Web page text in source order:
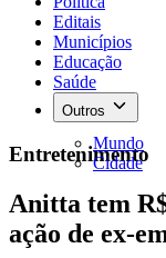
Editais
Municípios
Educação
Saúde
Outros
Mundo
Cidade
Entretenimento
Anitta tem
ação de ex-